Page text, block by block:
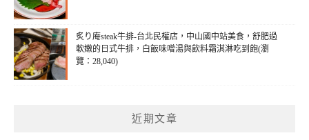
炙り庵steak牛排-台北民權店，中山國中站美食，舒肥過
軟嫩的日式牛排，白飯味噌湯與飲料霜淇淋吃到飽(瀏
覽：28,040)
近期文章